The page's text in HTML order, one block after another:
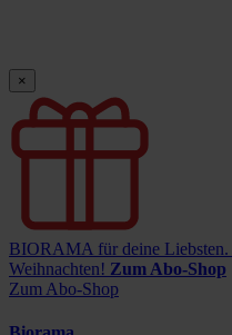
×
BIORAMA für deine Liebsten.
Weihnachten! Zum Abo-Shop
Zum Abo-Shop